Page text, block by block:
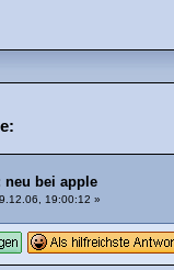
neu bei apple
19:00:12 »